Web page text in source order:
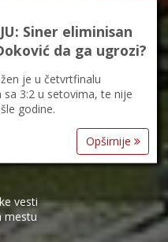
Siner eliminisan
da ga ugrozi?
je u četvrtfinalu
3:2 u setovima, te nije
godine.
Opširnije
vesti
mestu